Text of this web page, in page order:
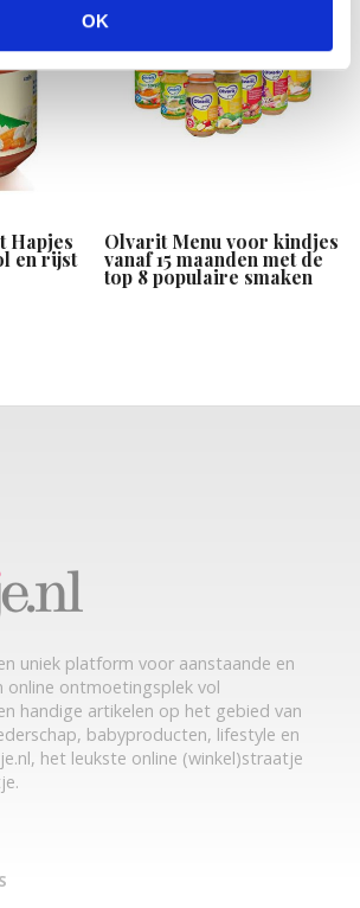
OK
Hapjes
en rijst
Olvarit Menu voor kindjes
vanaf 15 maanden met de
top 8 populaire smaken
uniek platform voor aanstaande en
online ontmoetingsplek vol
handige artikelen op het gebied van
babyproducten, lifestyle en
het leukste online (winkel)straatje